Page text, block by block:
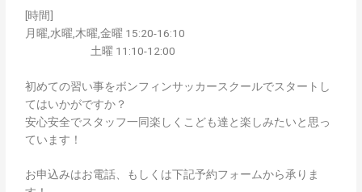
[時間]
月曜,水曜,木曜,金曜 15:20-16:10
土曜 11:10-12:00
初めての習い事をボンフィンサッカースクールでスタートし
てはいかがですか？
安心安全でスタッフ一同楽しくこども達と楽しみたいと思っ
ています！
お申込みはお電話、もしくは下記予約フォームから承りま